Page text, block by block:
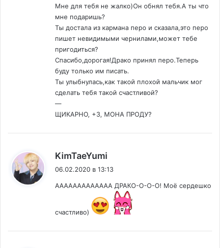
Мне для тебя не жалко)Он обнял тебя.А ты что
мне подаришь?
Ты достала из кармана перо и сказала,это перо
пишет невидимыми чернилами,может тебе
пригодиться?
Спасибо,дорогая!Драко принял перо.Теперь
буду только им писать.
Ты улыбнулась,как такой плохой мальчик мог
сделать тебя такой счастливой?
—
ЩИКАРНО, +3, МОНА ПРОДУ?
KimTaeYumi
06.02.2020 в 13:13
ААААААААААААА ДРАКО-О-О-О! Моё сердешко
счастливо)